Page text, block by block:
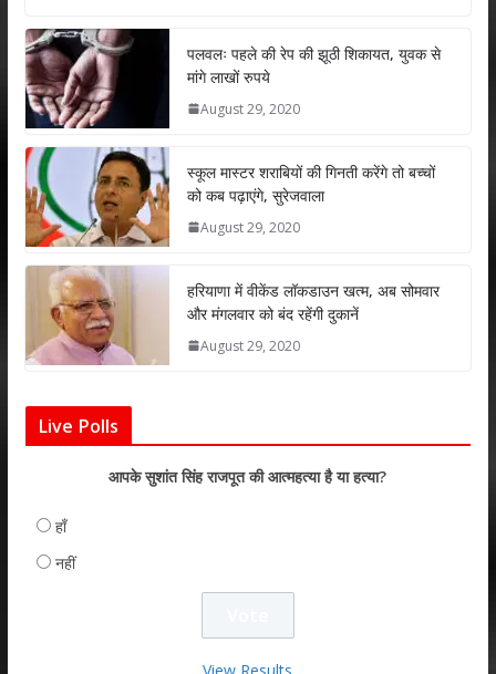
at
s
A
p
p
e
b
o
k
er e
dI
n
l e
पलवलः पहले की रेप की झूठी शिकायत, युवक से
मांगे लाखों रुपये
August 29, 2020
स्कूल मास्टर शराबियों की गिनती करेंगे तो बच्चों
को कब पढ़ाएंगे, सुरेजवाला
August 29, 2020
हरियाणा में वीकेंड लॉकडाउन खत्म, अब सोमवार
और मंगलवार को बंद रहेंगी दुकानें
August 29, 2020
Live Polls
आपके सुशांत सिंह राजपूत की आत्महत्या है या हत्या?
हाँ
नहीं